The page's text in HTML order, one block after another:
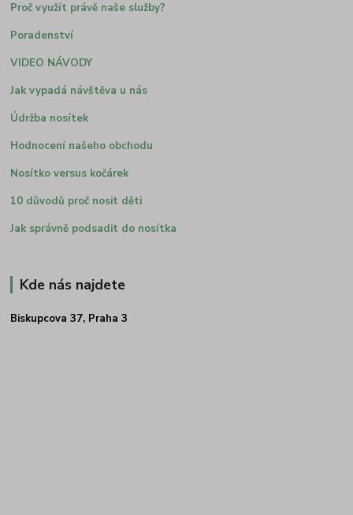
Proč využít právě naše služby?
Poradenství
VIDEO NÁVODY
Jak vypadá návštěva u nás
Údržba nosítek
Hodnocení našeho obchodu
Nosítko versus kočárek
10 důvodů proč nosit děti
Jak správně podsadit do nosítka
Kde nás najdete
Biskupcova 37, Praha 3